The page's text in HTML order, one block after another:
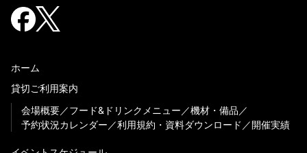
ホーム
貸切ご利用案内
会場概要
フード&ドリンクメニュー
機材・備品
予約状況カレンダー
利用規約・資料ダウンロード 開催実績